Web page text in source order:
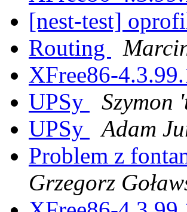
[nest-test]
Routing
XFree86-
UPSy
Szymon
UPSy
Adam
Problem z
Grzegorz